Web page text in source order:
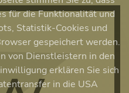
für die Funktionalität und
Statistik-Cookies und
gespeichert werden.
von Dienstleistern in den
erklären Sie sich
in die USA